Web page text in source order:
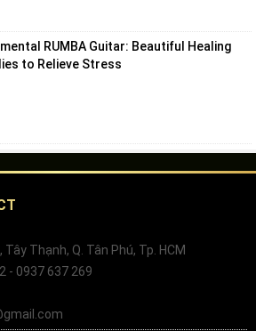
RUMBA Guitar: Beautiful Healing
to Relieve Stress
Thạnh, Q. Tân Phú, Tp. HCM
- 0937 637 269